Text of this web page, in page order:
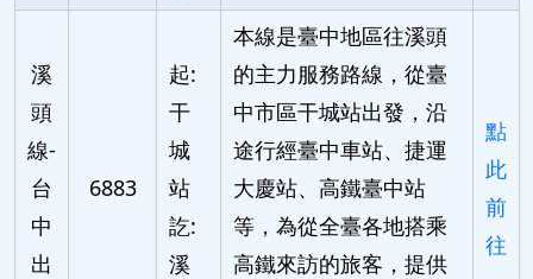
溪
頭
線-
台
中
出
6883
起:
干
城
站
訖:
溪
本線是臺中地區往溪頭
的主力服務路線，從臺
中市區干城站出發，沿
途行經臺中車站、捷運
大慶站、高鐵臺中站
等，為從全臺各地搭乘
高鐵來訪的旅客，提供
點
此
前
往